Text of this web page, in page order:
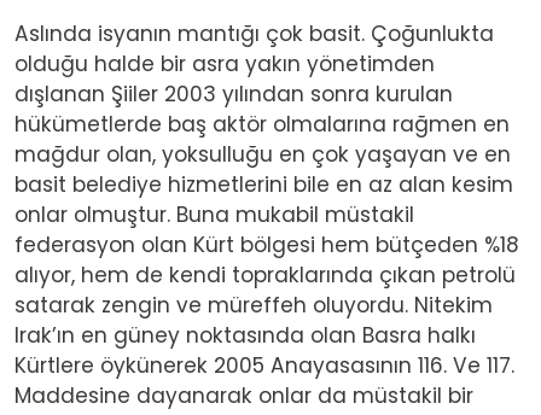
Aslında isyanın mantığı çok basit. Çoğunlukta
olduğu halde bir asra yakın yönetimden
dışlanan Şiiler 2003 yılından sonra kurulan
hükümetlerde baş aktör olmalarına rağmen en
mağdur olan, yoksulluğu en çok yaşayan ve en
basit belediye hizmetlerini bile en az alan kesim
onlar olmuştur. Buna mukabil müstakil
federasyon olan Kürt bölgesi hem bütçeden %18
alıyor, hem de kendi topraklarında çıkan petrolü
satarak zengin ve müreffeh oluyordu. Nitekim
Irak’ın en güney noktasında olan Basra halkı
Kürtlere öykünerek 2005 Anayasasının 116. Ve 117.
Maddesine dayanarak onlar da müstakil bir